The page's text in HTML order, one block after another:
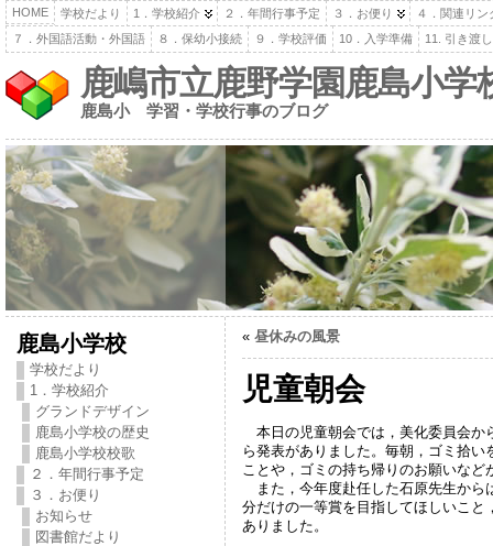
HOME 学校だより 1．学校紹介 ２．年間行事予定 ３．お便り
４．関連リン
７．外国語活動・外国語
８．保幼小接続 ９．学校評価 10．入学準備 11. 引き渡
鹿嶋市立鹿野学園鹿島小学
鹿島小 学習・学校行事のブログ
鹿島小学校
学校だより
1．学校紹介
グランドデザイン
鹿島小学校の歴史
鹿島小学校校歌
２．年間行事予定
３．お便り
お知らせ
図書館だより
« 昼休みの風景
児童朝会
本日の児童朝会では，美化委員会か
ら発表がありました。毎朝，ゴミ拾
ことや，ゴミの持ち帰りのお願いな
また，今年度赴任した石原先生から
分だけの一等賞を目指してほしいこ
ありました。